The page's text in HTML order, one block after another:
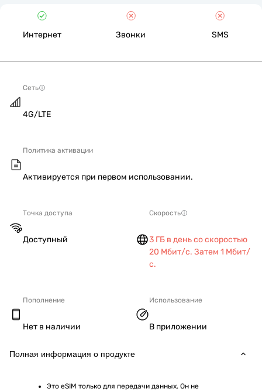
Интернет Звонки SMS
Сеть
4G/LTE
Политика активации
Активируется при первом использовании.
Точка доступа
Доступный
Скорость
3 ГБ в день со скоростью
20 Мбит/с. Затем 1 Мбит/
с.
Пополнение
Нет в наличии
Использование
В приложении
Полная информация о продукте
Это eSIM только для передачи данных. Он не